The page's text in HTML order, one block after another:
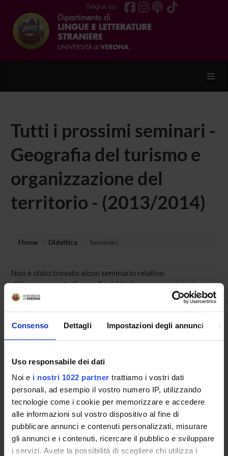
Consenso Dettagli Impostazioni degli annunci
Uso responsabile dei dati
Noi e i nostri 1022 partner trattiamo i vostri dati
personali, ad esempio il vostro numero IP, utilizzando
tecnologie come i cookie per memorizzare e accedere
alle informazioni sul vostro dispositivo al fine di
pubblicare annunci e contenuti personalizzati, misurare
gli annunci e i contenuti, ricercare il pubblico e sviluppare
i servizi. Avete la possibilità di scegliere chi utilizza i
Segui su
Tutti i prossimi seminari -
Geografia del turismo e
organizzazione del
territorio - (2013/2014)
Home Didattica Seminari
Non è stato trovato alcun seminario relativo
all'insegnamento Geografia del turismo e organizzazione
del territorio.
OFFERTA FORMATIVA
CORSI DI STUDIO
DOTTORATI DI RICERCA E FORMAZIONE
SUPERIORE
Persone
Luoghi